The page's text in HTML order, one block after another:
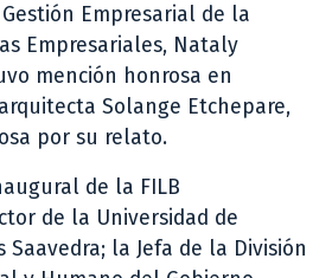
Empresarial de la
Empresariales, Nataly
mención honrosa en
Solange Etchepare,
por su relato.
de la FILB
de la Universidad de
Saavedra; la Jefa de la División